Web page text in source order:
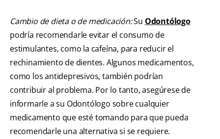
Cambio de dieta o de medicación:Su Odontólogo
podría recomendarle evitar el consumo de
estimulantes, como la cafeína, para reducir el
rechinamiento de dientes. Algunos medicamentos,
como los antidepresivos, también podrían
contribuir al problema. Por lo tanto, asegúrese de
informarle a su Odontólogo sobre cualquier
medicamento que esté tomando para que pueda
recomendarle una alternativa si se requiere.